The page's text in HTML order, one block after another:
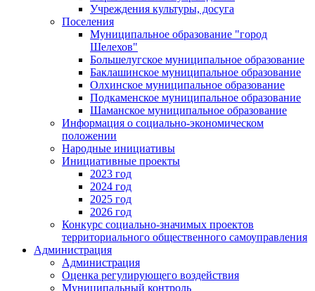
Учреждения культуры, досуга
Поселения
Муниципальное образование "город
Шелехов"
Большелугское муниципальное образование
Баклашинское муниципальное образование
Олхинское муниципальное образование
Подкаменское муниципальное образование
Шаманское муниципальное образование
Информация о социально-экономическом
положении
Народные инициативы
Инициативные проекты
2023 год
2024 год
2025 год
2026 год
Конкурс социально-значимых проектов
территориального общественного самоуправления
Администрация
Администрация
Оценка регулирующего воздействия
Муниципальный контроль